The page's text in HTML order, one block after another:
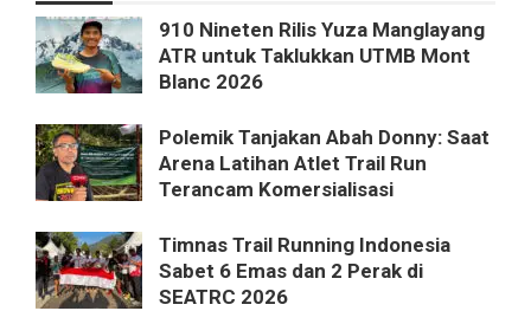
910 Nineten Rilis Yuza Manglayang
ATR untuk Taklukkan UTMB Mont
Blanc 2026
Polemik Tanjakan Abah Donny: Saat
Arena Latihan Atlet Trail Run
Terancam Komersialisasi
Timnas Trail Running Indonesia
Sabet 6 Emas dan 2 Perak di
SEATRC 2026